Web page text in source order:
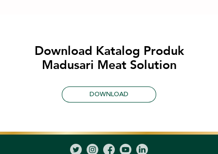
Download Katalog Produk
Madusari Meat Solution
DOWNLOAD